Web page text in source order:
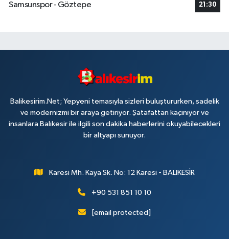
Samsunspor - Göztepe
21:30
Balikesirim.Net; Yepyeni temasıyla sizleri buluştururken, sadelik
ve modernizmi bir araya getiriyor. Şatafattan kaçınıyor ve
insanlara Balıkesir ile ilgili son dakika haberlerini okuyabilecekleri
bir altyapı sunuyor.
Karesi Mh. Kaya Sk. No: 12 Karesi - BALIKESİR
+90 531 851 10 10
[email protected]